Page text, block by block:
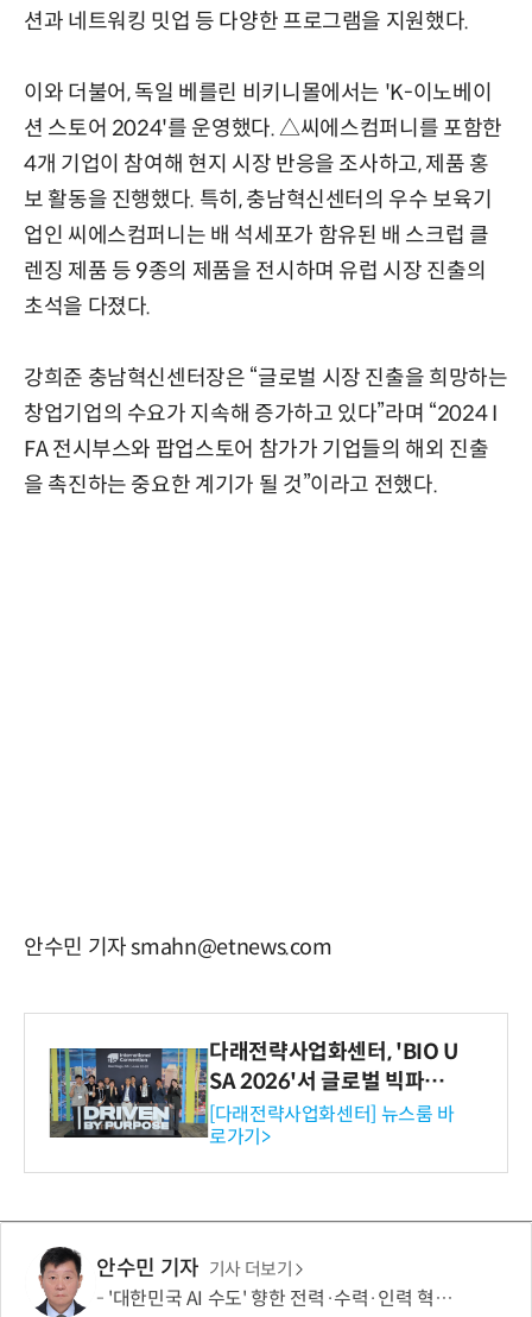
션과 네트워킹 밋업 등 다양한 프로그램을 지원했다.
이와 더불어, 독일 베를린 비키니몰에서는 'K-이노베이
션 스토어 2024'를 운영했다. △씨에스컴퍼니를 포함한
4개 기업이 참여해 현지 시장 반응을 조사하고, 제품 홍
보 활동을 진행했다. 특히, 충남혁신센터의 우수 보육기
업인 씨에스컴퍼니는 배 석세포가 함유된 배 스크럽 클
렌징 제품 등 9종의 제품을 전시하며 유럽 시장 진출의
초석을 다졌다.
강희준 충남혁신센터장은 “글로벌 시장 진출을 희망하는
창업기업의 수요가 지속해 증가하고 있다”라며 “2024 I
FA 전시부스와 팝업스토어 참가가 기업들의 해외 진출
을 촉진하는 중요한 계기가 될 것”이라고 전했다.
안수민 기자 smahn@etnews.com
다래전략사업화센터, 'BIO U
SA 2026'서 글로벌 빅파마
와의 비즈니스 미팅 지원…K
-바이오 해외 진출 교두보 확
보
[다래전략사업화센터] 뉴스룸 바
로가기>
안수민 기자 기사 더보기
'대한민국 AI 수도' 향한 전력·수력·인력 혁신 시동…'충남 3력 혁신 TF 회의 첫 개최